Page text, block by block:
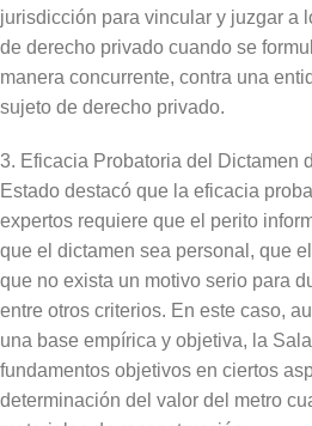
jurisdicción para vincular y juzgar a
de derecho privado cuando se
manera concurrente, contra una
sujeto de derecho privado.
3. Eficacia Probatoria del Dictamen
Estado destacó que la eficacia
expertos requiere que el perito
que el dictamen sea personal, que
que no exista un motivo serio para
entre otros criterios. En este caso,
una base empírica y objetiva, la
fundamentos objetivos en ciertos
determinación del valor del metro